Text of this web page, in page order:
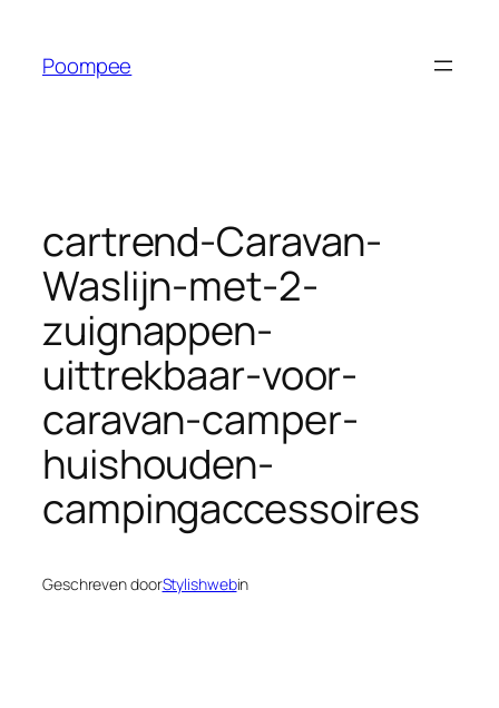
Poompee
cartrend-Caravan-
Waslijn-met-2-
zuignappen-
uittrekbaar-voor-
caravan-camper-
huishouden-
campingaccessoires
Geschreven doorStylishwebin